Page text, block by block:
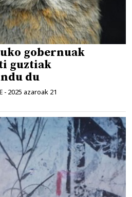
gobernuak
guztiak
du
- 2025 azaroak 21